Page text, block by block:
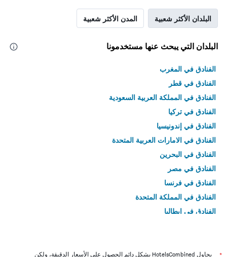
البلدان الأكثر شعبية المدن الأكثر شعبية
البلدان التي يبحث عنها مستخدمونا
الفنادق في المغرب
الفنادق في قطر
الفنادق في المملكة العربية السعودية
الفنادق في تركيا
الفنادق في إندونيسيا
الفنادق في الامارات العربية المتحدة
الفنادق في البحرين
الفنادق في مصر
الفنادق في فرنسا
الفنادق في المملكة المتحدة
الفنادق في إيطاليا
يحاول HotelsCombined بشكل دائم الحصول على الأسعار الدقيقة، ولكن